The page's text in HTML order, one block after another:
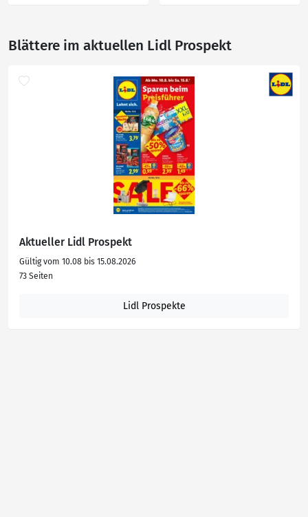
Blättere im aktuellen Lidl Prospekt
Aktueller Lidl Prospekt
Gültig vom 10.08 bis 15.08.2026
73 Seiten
Lidl Prospekte